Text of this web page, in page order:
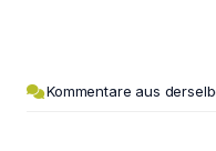
Kommentare aus